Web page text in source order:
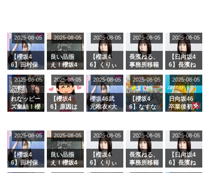
をピックアップ / れなッピーズ集結！櫻坂46守屋麗奈×遠藤理子、8/6「ラヴィ
ット！」水曜スタジオ出演決定
日向坂46まとめのまとめ / 【日向坂46】富田鈴花、次の事務所が決まって
そう！？
日向坂46まとめのまとめ / 【日向坂46】富田鈴花、次の事務所が決まって
そう！？
乃木坂46アンテナ / 【日向坂46】この月、何かあるのか！？『お願いバッ
ハ！』ミーグリ日程がこちら
乃木坂あんてな ～乃木坂46・欅坂46・日向坂46のニュース・情報・話題
欅坂46/日向坂46まとめのまとめ / 『anan』の表紙の櫻坂46さん、多様性
の時代だと話題に
欅坂46/日向坂46まとめのまとめ / 日向坂46より重大発表！！！！
日向坂46まとめのまとめ / 【朗報】増田三莉音さんの生足
wwwwwwwwwwww
【櫻坂4
6】田村保
ージを脱い
でいた理由
2025-08-05
良い品揃
え！櫻坂4
グル『Mak
e or Brea
k』オフィ
シャルグッ
ズ絶賛販売
2025-08-05
【櫻坂4
6】くりぃ
の2人を手
玉に取る大
沼晶保【く
りぃむナン
タラ】
2025-08-05
長濱ねる、
事務所移籍
属を発表
2025-08-05
【日向坂4
6】長濱ね
ら移籍しフ
ラーム所属
に。これで
事務所に所
属している
がこちら
2025-08-05
れなッピー
ズ集結！櫻
理子、8/6
「ラヴィッ
ト！」水曜
スタジオ出
演決定
2025-08-05
【櫻坂4
6】原因は
uddiesを
ざわつかせ
る...
2025-08-05
櫻坂46武
元唯衣×大
カップお姉
さんに恐怖
【くりぃむ
ナンタラ】
2025-08-05
【櫻坂4
6】なすな
2曲目っ
て...【ラヴ
ィット 東
京ドーム公
演】
2025-08-05
日向坂46
卒業後初共
師匠オード
リー若林さ
んと再会し
た結果･･･
【激レアさ
2025-08-05
【櫻坂4
6】田村保
2025-08-05
良い品揃
え！櫻坂4
2025-08-05
【櫻坂4
6】くりぃ
2025-08-05
長濱ねる、
事務所移籍
2025-08-05
【日向坂4
6】長濱ね
2025-08-05